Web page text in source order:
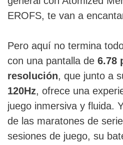
EROFS, te van a
Pero aquí no termina
con una pantalla de 6.78
resolución, que junto a
120Hz, ofrece una
juego inmersiva y fluida.
de las maratones de
sesiones de juego, su